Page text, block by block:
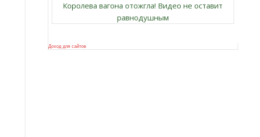
Королева вагона отожгла! Видео не оставит
равнодушным
Доход для сайтов